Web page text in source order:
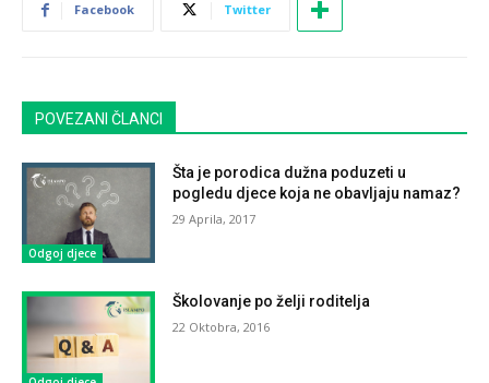
Facebook Twitter
POVEZANI ČLANCI
Odgoj djece
Šta je porodica dužna poduzeti u
pogledu djece koja ne obavljaju namaz?
29 Aprila, 2017
Školovanje po želji roditelja
22 Oktobra, 2016